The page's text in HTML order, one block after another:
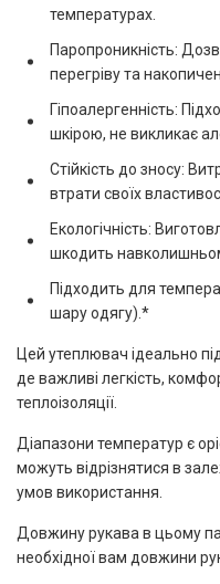
температурах.
Паропроникність:
перегріву та
Гіпоалергенність:
шкірою, не викликає
Стійкість до зносу:
втрати своїх
Екологічність:
шкодить
Підходить для
шару одягу).*
Цей утеплювач ідеально
де важливі легкість,
теплоізоляції.
Діапазони температур є
можуть відрізнятися в
умов використання.
Довжину рукава в цьому
необхідної вам довжини